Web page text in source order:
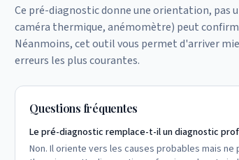
Ce pré-diagnostic donne une orientation, pas
caméra thermique, anémomètre) peut
Néanmoins, cet outil vous permet d'arriver
erreurs les plus courantes.
Questions fréquentes
Le pré-diagnostic remplace-t-il un diagnostic
Non. Il oriente vers les causes probables mais